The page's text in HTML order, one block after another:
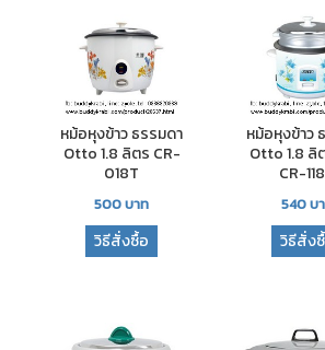
หม้อหุงข้าว ธรรมดา
Otto 1.8 ลิตร CR-
018T
500บาท
วิธีสั่งซื้อ
หม้อหุงข้าว
Otto 1.8 ลิ
CR-
540บ
วิธีสั่ง